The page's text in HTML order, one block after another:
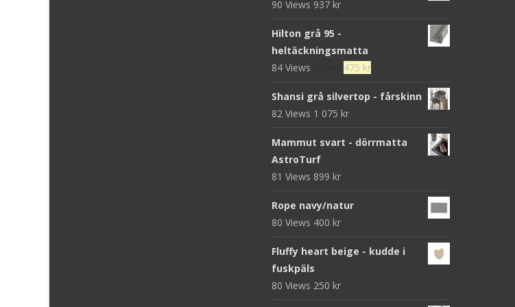
90 Views 937 kr
Hilton grå 95 -
heltäckningsmatta
84 Views
Det
priset
var:
475 krDet
priset
Shansi grå silvertop - fårskinn
82 Views 1 075 kr
Mammut svart - dörrmatta
AstroTurf
81 Views 899 kr
Rope navy/natur
80 Views 400 kr
Fluffy heart beige - kudde i
fuskpäls
80 Views 250 kr